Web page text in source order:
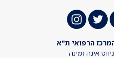
הרפואי ת"א
אינה זמינה